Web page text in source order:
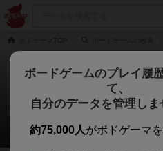
ディジッ
0件のルール/
ボードゲームのプレイ履
て、
自分のデータを管理しま
約75,000人がボドゲーマを